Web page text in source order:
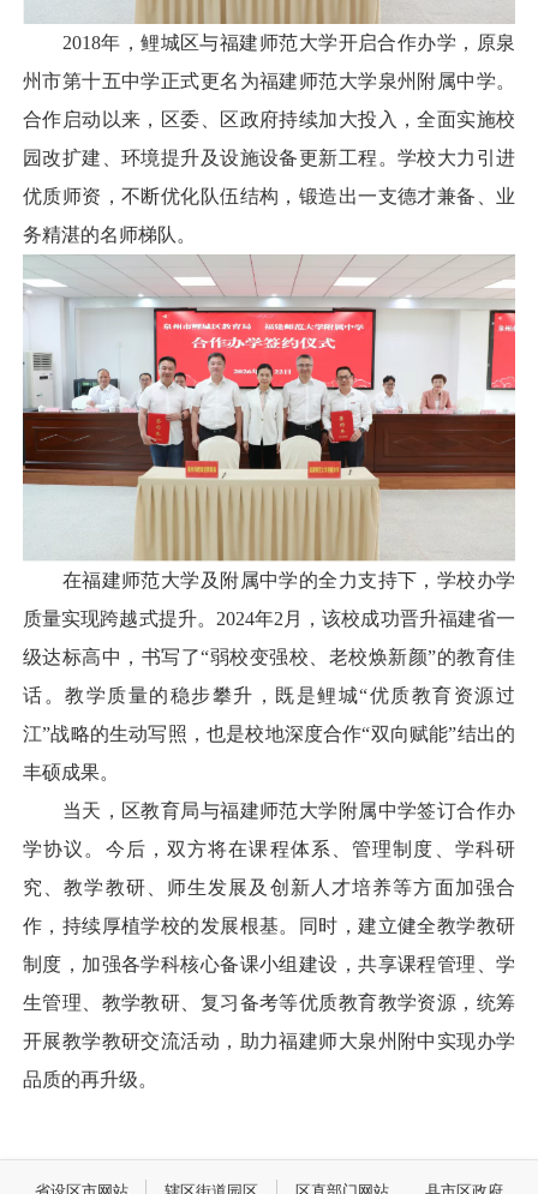
2018年，鲤城区与福建师范大学开启合作办学，原泉
州市第十五中学正式更名为福建师范大学泉州附属中学。
合作启动以来，区委、区政府持续加大投入，全面实施校
园改扩建、环境提升及设施设备更新工程。学校大力引进
优质师资，不断优化队伍结构，锻造出一支德才兼备、业
务精湛的名师梯队。
在福建师范大学及附属中学的全力支持下，学校办学
质量实现跨越式提升。2024年2月，该校成功晋升福建省一
级达标高中，书写了“弱校变强校、老校焕新颜”的教育佳
话。教学质量的稳步攀升，既是鲤城“优质教育资源过
江”战略的生动写照，也是校地深度合作“双向赋能”结出的
丰硕成果。
当天，区教育局与福建师范大学附属中学签订合作办
学协议。今后，双方将在课程体系、管理制度、学科研
究、教学教研、师生发展及创新人才培养等方面加强合
作，持续厚植学校的发展根基。同时，建立健全教学教研
制度，加强各学科核心备课小组建设，共享课程管理、学
生管理、教学教研、复习备考等优质教育教学资源，统筹
开展教学教研交流活动，助力福建师大泉州附中实现办学
品质的再升级。